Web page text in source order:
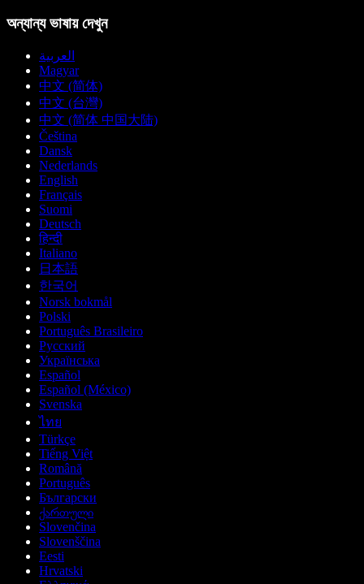
অন্যান্য ভাষায় দেখুন
العربية
Magyar
中文 (简体)
中文 (台灣)
中文 (简体 中国大陆)
Čeština
Dansk
Nederlands
English
Français
Suomi
Deutsch
हिन्दी
Italiano
日本語
한국어
Norsk bokmål
Polski
Português Brasileiro
Русский
Українська
Español
Español (México)
Svenska
ไทย
Türkçe
Tiếng Việt
Română
Português
Български
ქართული
Slovenčina
Slovenščina
Eesti
Hrvatski